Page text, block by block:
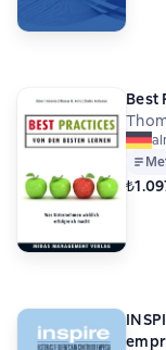
Best